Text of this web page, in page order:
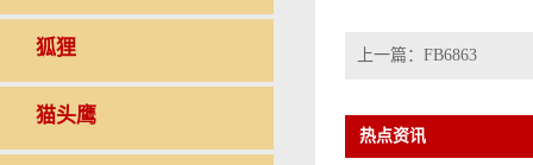
狐狸
猫头鹰
上一篇： FB6863
热点资讯